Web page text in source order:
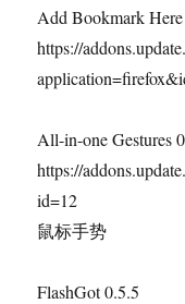
Add Bookmark
https://
All-in-one Gestures
https://
id=12
鼠标手势
FlashGot 0.5.5